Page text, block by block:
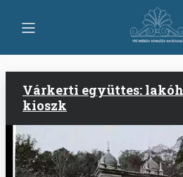
main
Várkerti együttes:
kioszk